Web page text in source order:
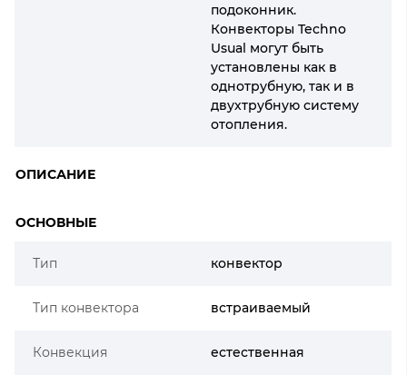
подоконник.
Конвекторы Techno
Usual могут быть
установлены как в
однотрубную, так и в
двухтрубную систему
отопления.
ОПИСАНИЕ
ОСНОВНЫЕ
Тип конвектор
Тип конвектора встраиваемый
Конвекция естественная